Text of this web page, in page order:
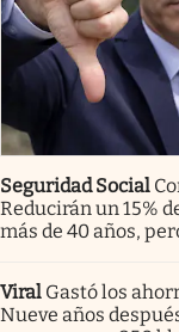
Seguridad Social
Reducirán un 15%
más de 40 años,
Viral Gastó los
Nueve años